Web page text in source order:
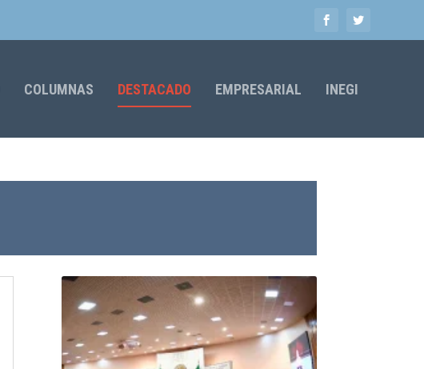
COLUMNAS DESTACADO EMPRESARIAL INEGI